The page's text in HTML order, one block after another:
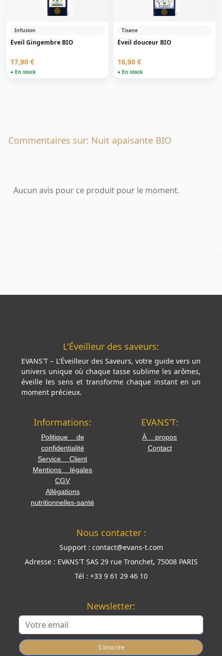
Infusion
Éveil Gingembre BIO
17,90 €
● En stock
Tisane
Éveil douceur BIO
16,90 €
● En stock
Commentaires sur: Nuit apaisante BIO
Aucun avis pour ce produit pour le moment.
L'Éveilleur des saveurs:
EVANS'T – L'Éveilleur des Saveurs, votre guide vers un
univers unique où chaque tasse sublime les arômes,
éveille les sens et transforme chaque instant en un
moment précieux.
Informations:
Politique de
confidentialité
Service Client
Mentions légales
CGV
Allégations
nutritionnelles-santé
EVANS'T:
À propos
Contact
Nous contacter :
Support : contact@evans-t.com
Adresse : EVANS'T SAS 29 rue Tronchet, 75008 PARIS
Tél : +33 9 61 29 46 10
Newsletter:
S'inscrire